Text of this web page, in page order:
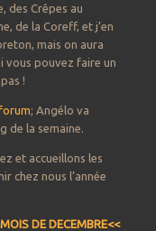
des Crêpes au
de la Coreff, et j’en
mais on aura
vous pouvez faire un
!
; Angélo va
de la semaine.
et accueillons les
chez nous l’année
DE DECEMBRE<<